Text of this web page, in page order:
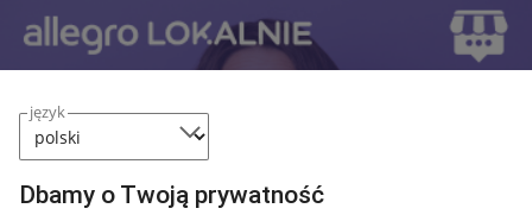
język
Dbamy o Twoją prywatność